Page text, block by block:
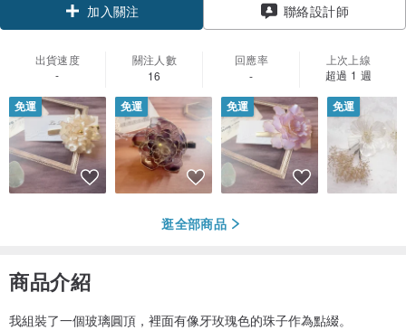
加入關注 聯絡設計師
出貨速度
-
關注人數
16
回應率
-
上次上線
超過 1 週
免運 免運 免運 免運
逛全部商品
商品介紹
我組裝了一個玻璃圓頂，裡面有像牙玫瑰色的珠子作為點綴。